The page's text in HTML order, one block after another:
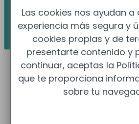
Protección Radiológica
Las cookies nos ayudan
experiencia más segura y
cookies propias y de
presentarte contenido y
continuar, aceptas la
que te proporciona
sobre tu